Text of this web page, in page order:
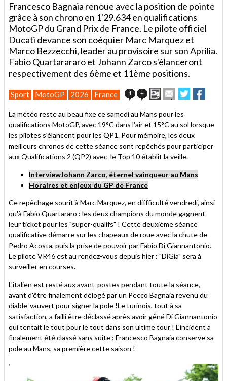
Francesco Bagnaia renoue avec la position de pointe
grâce à son chrono en 1'29.634 en qualifications
MotoGP du Grand Prix de France. Le pilote officiel
Ducati devance son coéquier Marc Marquez et
Marco Bezzecchi, leader au provisoire sur son Aprilia.
Fabio Quartarararo et Johann Zarco s'élanceront
respectivement des 6ème et 11ème positions.
Sport MotoGP 2026 France 1 + ImprimerEnvoyer
cet
à
un
ami
Partager
sur
sur
La météo reste au beau fixe ce samedi au Mans pour les
qualifications MotoGP, avec 19°C dans l'air et 15°C au sol lorsque
les pilotes s'élancent pour les QP1. Pour mémoire, les deux
meilleurs chronos de cette séance sont repêchés pour participer
aux Qualifications 2 (QP2) avec le Top 10 établit la veille.
InterviewJohann Zarco, éternel vainqueur au Mans
Horaires et enjeux du GP de France
Ce repêchage sourit à Marc Marquez, en diffficultévendredi, ainsi
qu'à Fabio Quartararo : les deux champions du monde gagnent
leur ticket pour les "super-qualifs" ! Cette deuxième séance
qualificative démarre sur les chapeaux de roue avec la chute de
Pedro Acosta, puis la prise de pouvoir par Fabio Di Giannantonio.
Le pilote VR46 est au rendez-vous depuis hier : "DiGia" sera à
surveiller en courses.
L'italien est resté aux avant-postes pendant toute la séance,
avant d'être finalement délogé par un Pecco Bagnaia revenu du
diable-vauvert pour signer la pole !Le turinois, tout à sa
satisfaction, a failli être déclassé après avoir gêné Di Giannantonio
qui tentait le tout pour le tout dans son ultime tour ! L'incident a
finalement été classé sans suite : Francesco Bagnaia conserve sa
pole au Mans, sa première cette saison !